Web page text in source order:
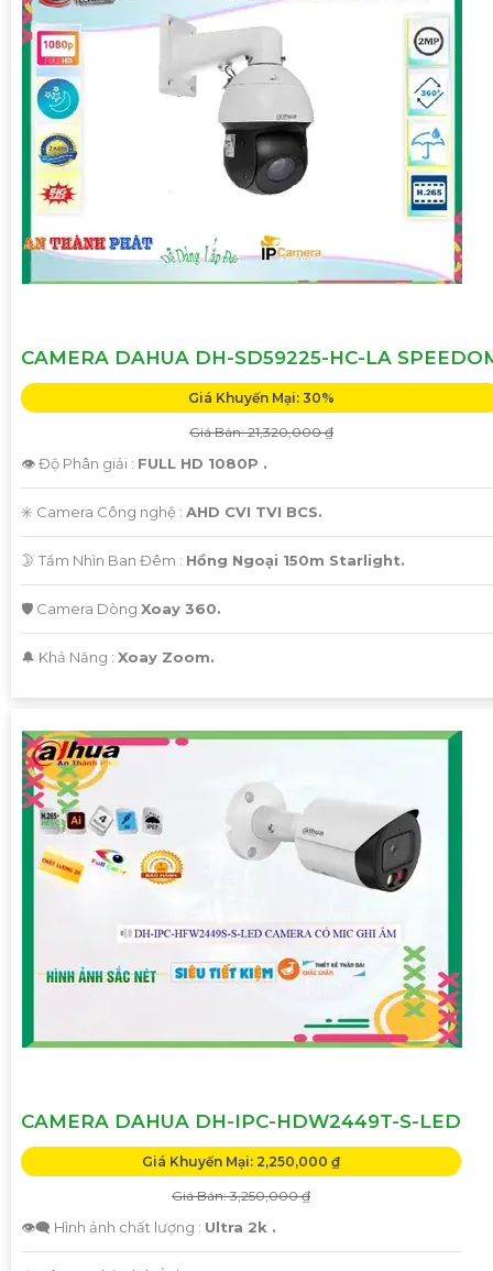
CAMERA DAHUA DH-SD59225-HC-LA
Giá Khuyến Mại: 30%
Giá Bán: 21,320,000 ₫
👁 Độ Phân giải : FULL HD 1080P .
✳️ Camera Công nghệ : AHD CVI TVI BCS.
🌛 Tầm Nhìn Ban Đêm : Hồng Ngoại 150m Starlight.
🛡 Camera Dòng Xoay 360.
️🔔 Khả Năng : Xoay Zoom.
CAMERA DAHUA DH-IPC-HDW2449T-S-LED
Giá Khuyến Mại: 2,250,000 ₫
Giá Bán: 3,250,000 ₫
👁️‍🗨 Hình ảnh chất lượng : Ultra 2k .